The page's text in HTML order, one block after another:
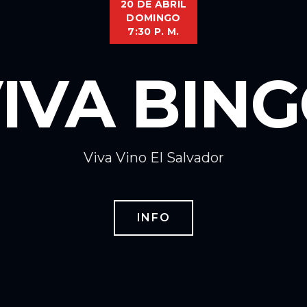
20 DE ABRIL
DOMINGO
7:30 P. M.
Viva Vino El Salvador
INFO